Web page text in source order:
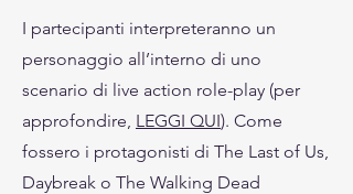
I partecipanti interpreteranno un
personaggio all’interno di uno
scenario di live action role-play (per
approfondire, LEGGI QUI). Come
fossero i protagonisti di The Last of Us,
Daybreak o The Walking Dead